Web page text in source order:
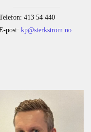
413 54 440
post: kp@sterkstrom.no